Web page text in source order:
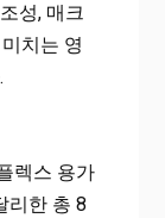
성, 매크
치는 영
렉스 용가
리한 총 8